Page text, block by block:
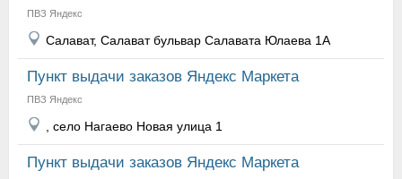
ПВЗ Яндекс
Салават, Салават бульвар Салавата Юлаева 1А
Пункт выдачи заказов Яндекс Маркета
ПВЗ Яндекс
, село Нагаево Новая улица 1
Пункт выдачи заказов Яндекс Маркета